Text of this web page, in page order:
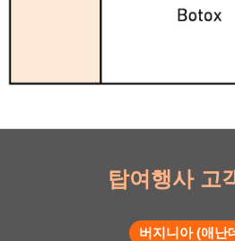
탑여행사 고
버지니아 (애난